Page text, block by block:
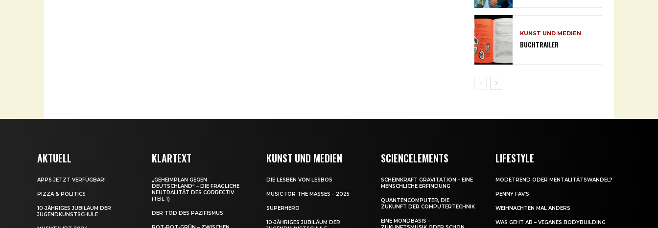
KUNST UND MEDIEN
BUCHTRAILER
AKTUELL
APPS JETZT VERFÜGBAR!
PIZZA & POLITICS
10-JÄHRIGES JUBILÄUM DER
JUGENDKUNSTSCHULE
KLARTEXT
„GEHEIMPLAN GEGEN
DEUTSCHLAND“ – DIE FRAGLICHE
NEUTRALITÄT DES CORRECTIV
(TEIL 1)
DER TOD DES PAZIFISMUS
KUNST UND MEDIEN
DIE LESBEN VON LESBOS
MUSIC FOR THE MASSES – 2025
SUPERHERO
10-JÄHRIGES JUBILÄUM DER
SCIENCELEMENTS
SCHEINKRAFT GRAVITATION – EINE
MENSCHLICHE ERFINDUNG
QUANTENCOMPUTER, DIE
ZUKUNFT DER COMPUTERTECHNIK
EINE MONDBASIS –
LIFESTYLE
MODETREND ODER MENTALITÄTSWANDEL?
PENNY FAV’S
WEIHNACHTEN MAL ANDERS
WAS GEHT AB – VEGANES BODYBUILDING